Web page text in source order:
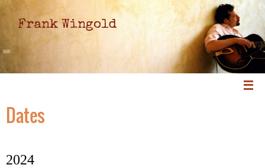
Frank Wingold
Dates
2024